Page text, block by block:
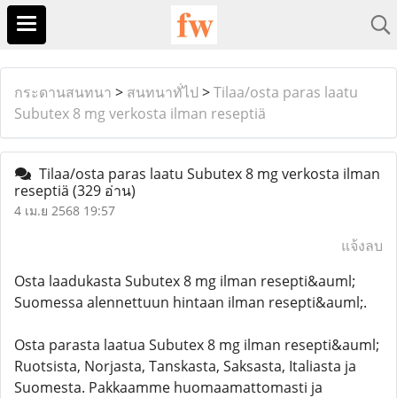
กระดานสนทนา > สนทนาทั่ไป >Tilaa/osta paras laatu
Subutex 8 mg verkosta ilman reseptiä
Tilaa/osta paras laatu Subutex 8 mg verkosta ilman
reseptiä (329 อ่าน)
4 เม.ย 2568 19:57
แจ้งลบ
Osta laadukasta Subutex 8 mg ilman resepti&auml;
Suomessa alennettuun hintaan ilman resepti&auml;.
Osta parasta laatua Subutex 8 mg ilman resepti&auml;
Ruotsista, Norjasta, Tanskasta, Saksasta, Italiasta ja
Suomesta. Pakkaamme huomaamattomasti ja